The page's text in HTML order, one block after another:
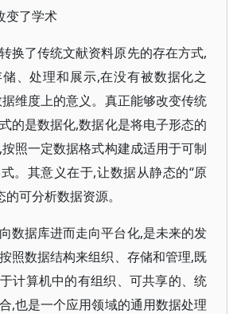
变了学术
换了传统文献资料原先的存在方式,
、处理和展示,在没有被数据化之
维度上的意义。真正能够改变传统
的是数据化,数据化是将电子形态的
照一定数据格式构建成适用于可制
。其意义在于,让数据从静态的“原
可分析数据资源。
数据库进而走向平台化,是未来的发
照数据结构来组织、存储和管理,既
计算机中的有组织、可共享的、统
,也是一个应用领域的通用数据处理